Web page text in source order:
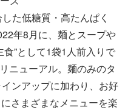
た低糖質・高たんぱく
年8月に、麺とスープや
”として1袋1人前入りで
ニューアル。麺のみのタ
ンアップに加わり、お好
さまざまなメニューを楽